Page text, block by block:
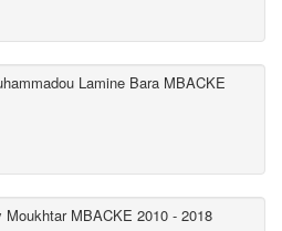
Lamine Bara MBACKE
MBACKE 2010 - 2018